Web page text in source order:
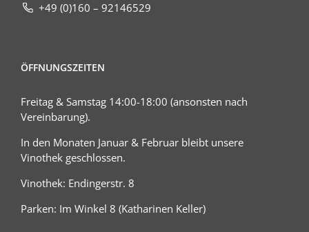
+49 (0)160 – 92146529
ÖFFNUNGSZEITEN
Freitag & Samstag 14:00-18:00 (ansonsten nach
Vereinbarung).
In den Monaten Januar & Februar bleibt unsere
Vinothek geschlossen.
Vinothek: Endingerstr. 8
Parken: Im Winkel 8 (Katharinen Keller)